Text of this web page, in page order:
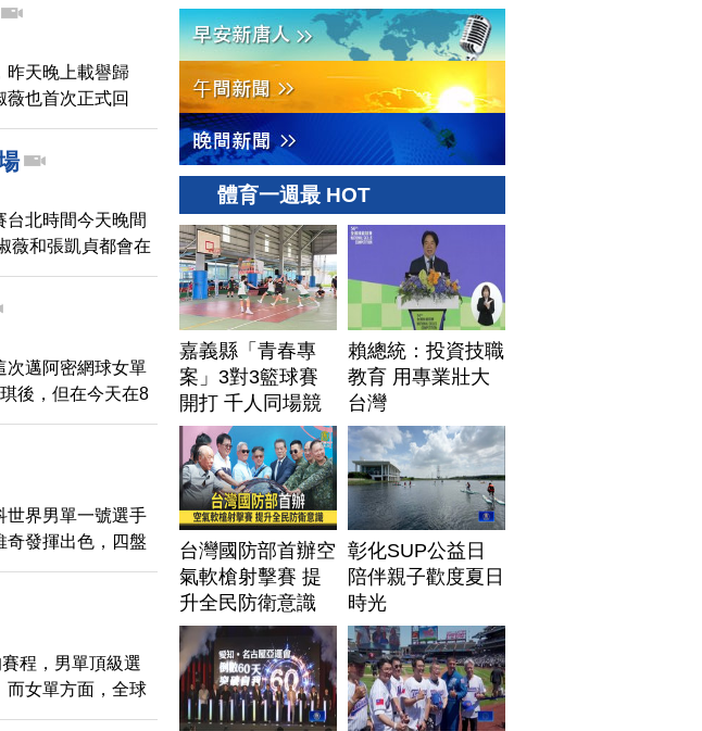
昨天晚上載譽歸
也首次正式回
找尋一個適合的訓
北時間今天晚間
薇和張凱貞都會在
五度挑戰溫網。首
單打第113的謝
這是兩人繼上個月
決。
次邁阿密網球女單
後，但在今天在8
尼亞第21種子 孔
點，但仍締造台將
世界男單一號選手
奇發揮出色，四盤
軍。
程，男單頂級選
而女單方面，全球
入圍16強。
體育一週最 HOT
嘉義縣「青春專
案」3對3籃球賽
開打 千人同場競
技
賴總統：投資技職
教育 用專業壯大
台灣
台灣國防部首辦空
氣軟槍射擊賽 提
升全民防衛意識
彰化SUP公益日
陪伴親子歡度夏日
時光